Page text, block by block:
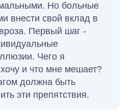
Но больные
внести свой вклад в
Первый шаг -
Чего я
и что мне мешает?
должна быть
эти препятствия.